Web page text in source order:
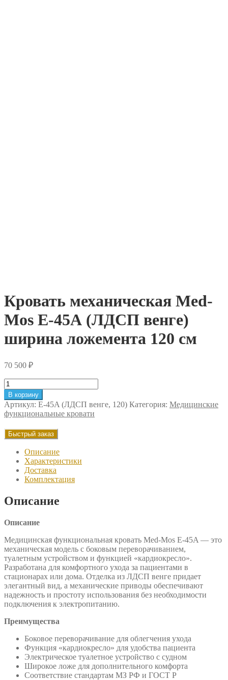
Кровать механическая Med-
Mos E-45А (ЛДСП венге)
ширина ложемента 120 см
70 500 ₽
Количество
товара
Кровать
механическая
Med-
Mos
E-
(ЛДСП
венге)
ширина
ложемента
см
В корзину
Артикул: E-45A (ЛДСП венге, 120) Категория: Медицинские
функциональные кровати
Быстрый заказ
Описание
Характеристики
Доставка
Комплектация
Описание
Описание
Медицинская функциональная кровать Med-Mos E-45A — это
механическая модель с боковым переворачиванием,
туалетным устройством и функцией «кардиокресло».
Разработана для комфортного ухода за пациентами в
стационарах или дома. Отделка из ЛДСП венге придает
элегантный вид, а механические приводы обеспечивают
надежность и простоту использования без необходимости
подключения к электропитанию.
Преимущества
Боковое переворачивание для облегчения ухода
Функция «кардиокресло» для удобства пациента
Электрическое туалетное устройство с судном
Широкое ложе для дополнительного комфорта
Соответствие стандартам МЗ РФ и ГОСТ Р